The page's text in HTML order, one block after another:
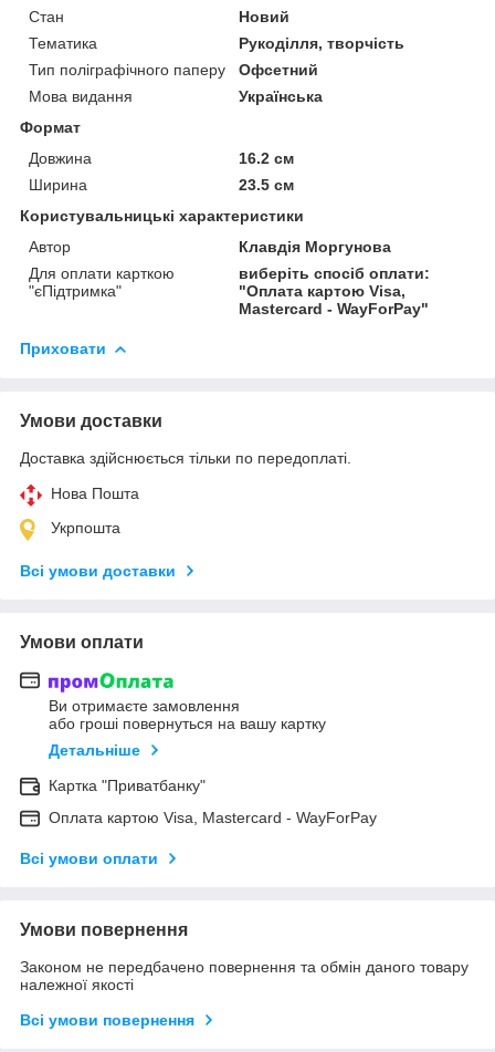
Стан
Новий
Тематика
Рукоділля, творчість
Тип поліграфічного паперу
Офсетний
Мова видання
Українська
Формат
Довжина
16.2 см
Ширина
23.5 см
Користувальницькі характеристики
Автор
Клавдія Моргунова
Для оплати карткою
"єПідтримка"
виберіть спосіб оплати:
"Оплата картою Visa,
Mastercard - WayForPay"
Приховати
Умови доставки
Доставка здійснюється тільки по передоплаті.
Нова Пошта
Укрпошта
Всі умови доставки
Умови оплати
Ви отримаєте замовлення
або гроші повернуться на вашу картку
Детальніше
Картка "Приватбанку"
Оплата картою Visa, Mastercard - WayForPay
Всі умови оплати
Умови повернення
Законом не передбачено повернення та обмін даного товару
належної якості
Всі умови повернення